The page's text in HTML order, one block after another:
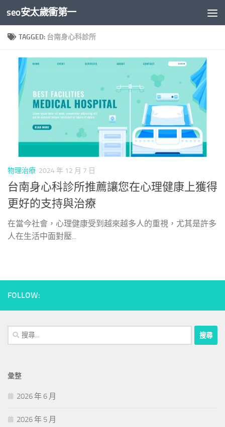
Skip to content
seo安太歲衝第一
TAGGED: 台南身心科診所
物理治療 2024 年 12 月 7 日
台南身心科診所推薦讓您在心理健康上獲得
更好的支持與治療
在當今社會，心理健康受到越來越多人的重視，尤其是許多
人在生活中面對壓...
FOLLOW:
搜
尋
字:
彙整
2026 年 6 月
2026 年 5 月